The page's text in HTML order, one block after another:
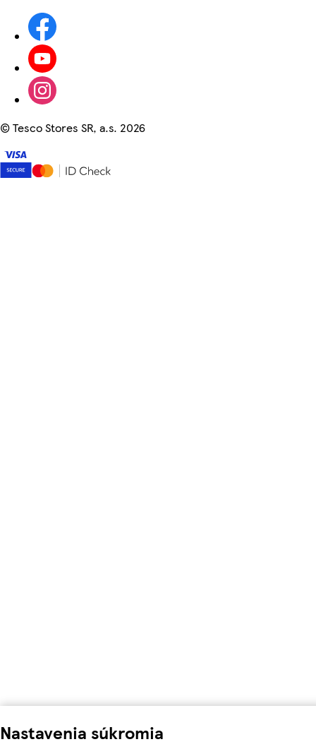
Nastavenia súkromia
©Tesco Stores SR, a.s. 2026